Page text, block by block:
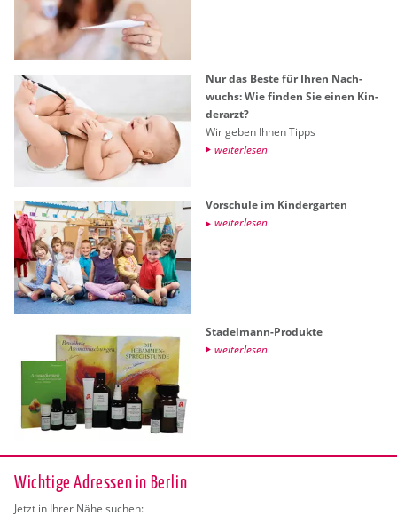
Nur das Beste für Ihren Nach­
wuchs: Wie fin­den Sie einen Kin­
der­arzt?
Wir geben Ihnen Tipps
wei­ter­le­sen
Vor­schu­le im Kin­der­gar­ten
wei­ter­le­sen
Sta­del­mann-Pro­duk­te
wei­ter­le­sen
Wichtige Adressen in Berlin
Jetzt in Ihrer Nähe suchen: